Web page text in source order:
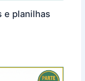
e planilhas